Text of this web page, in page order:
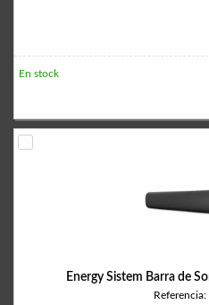
En stock
Energy Sistem Barra de